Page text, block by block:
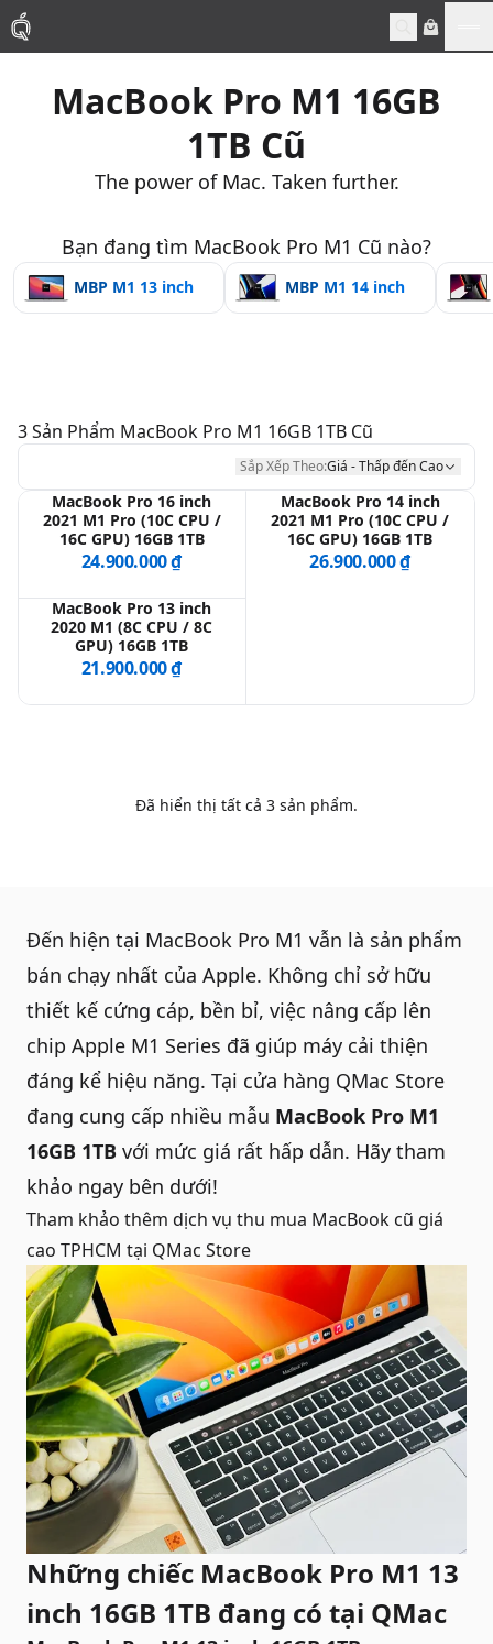
Mac
Phụ Kiện
Sửa Chữa
Thay Linh Kiện
MacBook Pro M1 16GB
1TB Cũ
The power of Mac. Taken further.
Bạn đang tìm MacBook Pro M1 Cũ nào?
MBP M1 13 inch MBP M1 14 inch
3Sản Phẩm MacBook Pro M1 16GB 1TB Cũ
Sắp Xếp Theo:Giá - Thấp đến Cao
MacBook Pro 16 inch
2021 M1 Pro (10C CPU /
16C GPU) 16GB 1TB
24.900.000 ₫
MacBook Pro 14 inch
2021 M1 Pro (10C CPU /
16C GPU) 16GB 1TB
26.900.000 ₫
MacBook Pro 13 inch
2020 M1 (8C CPU / 8C
GPU) 16GB 1TB
21.900.000 ₫
Đã hiển thị tất cả 3 sản phẩm.
Đến hiện tại MacBook Pro M1 vẫn là sản phẩm
bán chạy nhất của Apple. Không chỉ sở hữu
thiết kế cứng cáp, bền bỉ, việc nâng cấp lên
chip Apple M1 Series đã giúp máy cải thiện
đáng kể hiệu năng. Tại cửa hàng QMac Store
đang cung cấp nhiều mẫu MacBook Pro M1
16GB 1TB với mức giá rất hấp dẫn. Hãy tham
khảo ngay bên dưới!
Tham khảo thêm dịch vụ thu mua MacBook cũ giá
cao TPHCM tại QMac Store
Những chiếc MacBook Pro M1 13
inch 16GB 1TB đang có tại QMac